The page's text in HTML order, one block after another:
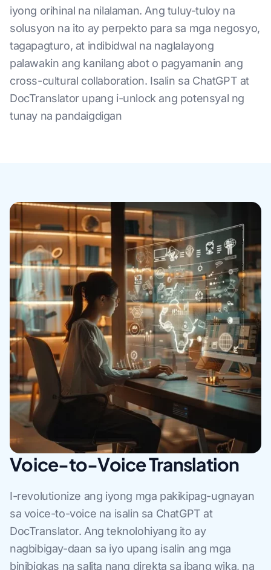
iyong orihinal na nilalaman. Ang tuluy-tuloy na
solusyon na ito ay perpekto para sa mga negosyo,
tagapagturo, at indibidwal na naglalayong
palawakin ang kanilang abot o pagyamanin ang
cross-cultural collaboration. Isalin sa ChatGPT at
DocTranslator upang i-unlock ang potensyal ng
tunay na pandaigdigan
Voice-to-Voice Translation
I-revolutionize ang iyong mga pakikipag-ugnayan
sa voice-to-voice na isalin sa ChatGPT at
DocTranslator. Ang teknolohiyang ito ay
nagbibigay-daan sa iyo upang isalin ang mga
binibigkas na salita nang direkta sa ibang wika, na